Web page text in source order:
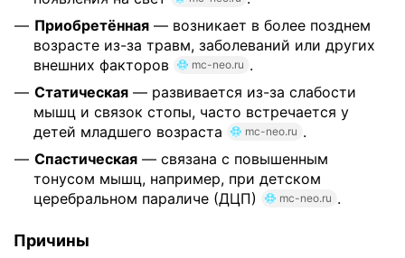
Приобретённая — возникает в более позднем
возрасте из-за травм, заболеваний или других
внешних факторов
mc-neo.ru .
Статическая — развивается из-за слабости
мышц и связок стопы, часто встречается у
детей младшего возраста
mc-neo.ru .
Спастическая — связана с повышенным
тонусом мышц, например, при детском
церебральном параличе (ДЦП)
mc-neo.ru .
Причины